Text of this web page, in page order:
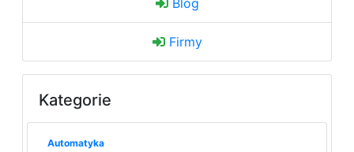
Firmy
Kategorie
Automatyka